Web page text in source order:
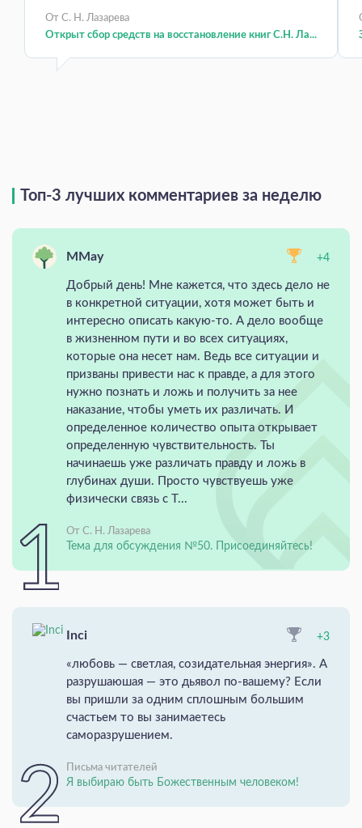
От С. Н. Лазарева
Открыт сбор средств на восстановление книг С.Н. Ла...
Топ-3 лучших комментариев за неделю
MMay +4
Добрый день! Мне кажется, что здесь дело не
в конкретной ситуации, хотя может быть и
интересно описать какую-то. А дело вообще
в жизненном пути и во всех ситуациях,
которые она несет нам. Ведь все ситуации и
призваны привести нас к правде, а для этого
нужно познать и ложь и получить за нее
наказание, чтобы уметь их различать. И
определенное количество опыта открывает
определенную чувствительность. Ты
начинаешь уже различать правду и ложь в
глубинах души. Просто чувствуешь уже
физически связь с Т...
От С. Н. Лазарева
Тема для обсуждения №50. Присоединяйтесь!
Inci +3
«любовь — светлая, созидательная энергия». А
разрушаюшая — это дьявол по-вашему? Если
вы пришли за одним сплошным большим
счастьем то вы занимаетесь
саморазрушением.
Письма читателей
Я выбираю быть Божественным человеком!